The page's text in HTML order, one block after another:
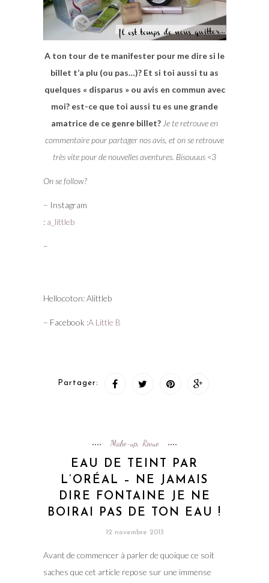
A ton tour de te manifester pour me dire si le
billet t’a plu (ou pas…)? Et si toi aussi tu as
quelques « disparus » ou avis en commun avec
moi? est-ce que toi aussi tu es une grande
amatrice de ce genre billet? Je te retrouve en
commentaire pour partager nos avis, et on se retrouve
très vite pour de nouvelles aventures. Bisouuus <3
On se follow?
– Instagram
: a_littleb
–
Hellocoton: Alittleb
– Facebook :A Little B
Partager:
Make-up, Revue
EAU DE TEINT PAR
L’ORÉAL – NE JAMAIS
DIRE FONTAINE JE NE
BOIRAI PAS DE TON EAU !
12 novembre 2013
Avant de commencer à parler de quoique ce soit
saches que cet article repose sur une immense